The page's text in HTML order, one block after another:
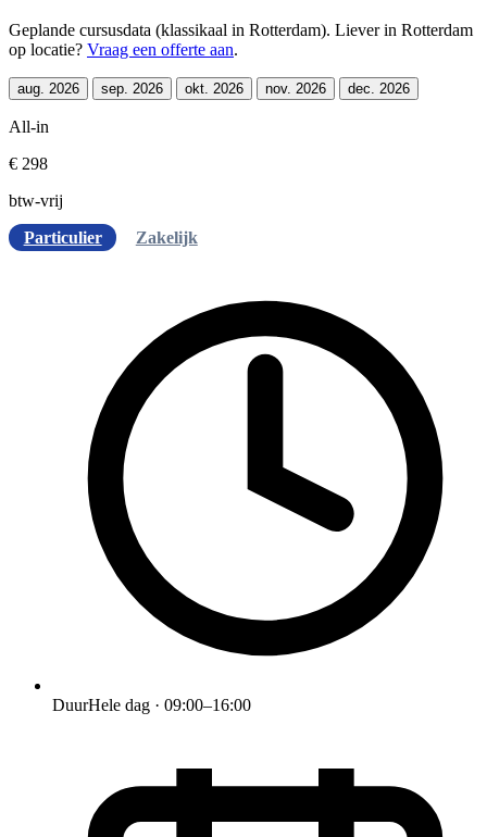
Geplande cursusdata (klassikaal in Rotterdam). Liever in Rotterdam
op locatie? Vraag een offerte aan.
aug. 2026 sep. 2026 okt. 2026 nov. 2026 dec. 2026
All-in
€ 298
btw-vrij
Particulier
Zakelijk
DuurHele dag · 09:00–16:00